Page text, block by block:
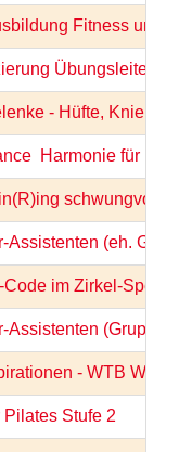
Fitness und
Übungsleiter-
- Hüfte, Knie &
 Harmonie für
Assistenten (eh.
Code im Zirkel-
Assistenten
- WTB
Stufe 2